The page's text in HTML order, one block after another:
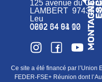
125 avenue du
LAMBERT 97436
Leu
0262 34 91 02
0692 64 64 10
Ce site a été financé par l’Union
FEDER-FSE+ Réunion dont